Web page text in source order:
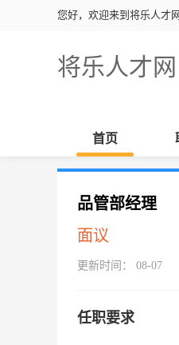
您好，欢迎来到将乐人才网
将乐人才网
首页
品管部经理
面议
更新时间： 08-07
任职要求